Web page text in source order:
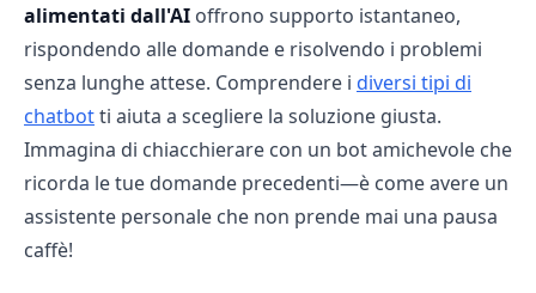
alimentati dall'AI offrono supporto istantaneo,
rispondendo alle domande e risolvendo i problemi
senza lunghe attese. Comprendere i diversi tipi di
chatbotti aiuta a scegliere la soluzione giusta.
Immagina di chiacchierare con un bot amichevole che
ricorda le tue domande precedenti—è come avere un
assistente personale che non prende mai una pausa
caffè!